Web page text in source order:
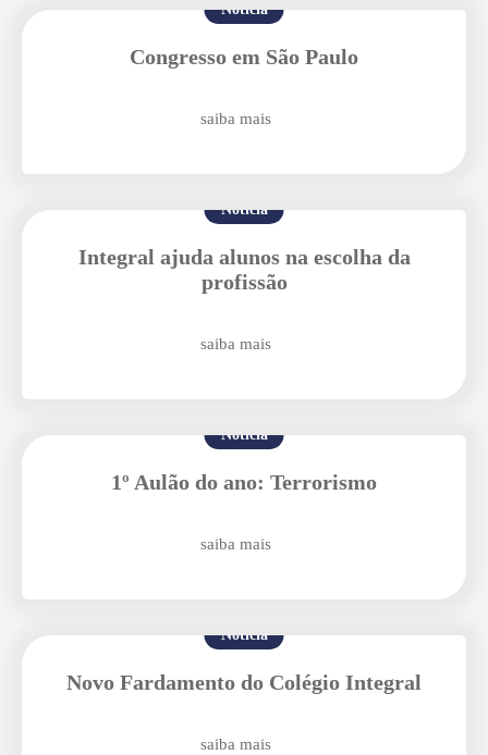
Notícia
Congresso em São Paulo
saiba mais
Notícia
Integral ajuda alunos na escolha da
profissão
saiba mais
Notícia
1º Aulão do ano: Terrorismo
saiba mais
Notícia
Novo Fardamento do Colégio Integral
saiba mais
Agende uma visita
Enviar E-mail